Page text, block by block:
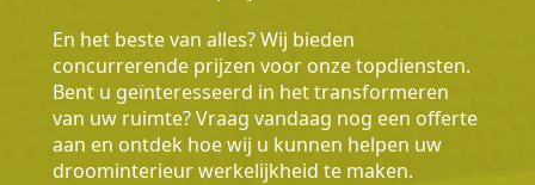
En het beste van alles? Wij bieden
concurrerende prijzen voor onze topdiensten.
Bent u geïnteresseerd in het transformeren
van uw ruimte? Vraag vandaag nog een offerte
aan en ontdek hoe wij u kunnen helpen uw
droominterieur werkelijkheid te maken.